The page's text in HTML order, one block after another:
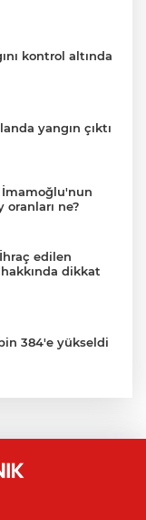
kontrol altında
yangın çıktı
İmamoğlu'nun
oranları ne?
edilen
dikkat
384'e yükseldi
samanlık